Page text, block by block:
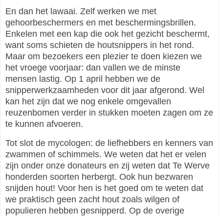
En dan het lawaai. Zelf werken we met
gehoorbeschermers en met beschermingsbrillen.
Enkelen met een kap die ook het gezicht beschermt,
want soms schieten de houtsnippers in het rond.
Maar om bezoekers een plezier te doen kiezen we
het vroege voorjaar: dan vallen we de minste
mensen lastig. Op 1 april hebben we de
snipperwerkzaamheden voor dit jaar afgerond. Wel
kan het zijn dat we nog enkele omgevallen
reuzenbomen verder in stukken moeten zagen om ze
te kunnen afvoeren.
Tot slot de mycologen: de liefhebbers en kenners van
zwammen of schimmels. We weten dat het er velen
zijn onder onze donateurs en zij weten dat Te Werve
honderden soorten herbergt. Ook hun bezwaren
snijden hout! Voor hen is het goed om te weten dat
we praktisch geen zacht hout zoals wilgen of
populieren hebben gesnipperd. Op de overige